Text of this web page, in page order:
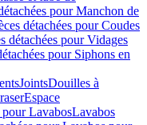
pour Manchon de
détachées pour Coudes
détachées pour Vidages
pour Siphons en
JointsDouilles à
Espace
pour LavabosLavabos